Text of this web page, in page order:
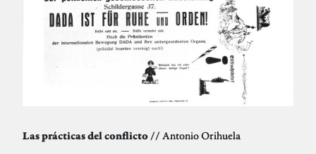
Las prácticas del conflicto // Antonio Orihuela